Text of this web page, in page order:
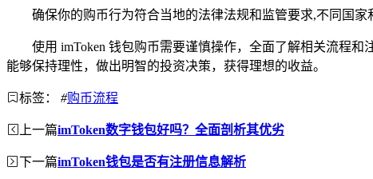
确保你的购币行为符合当地的法律法规和监管要求,不同国
使用 imToken 钱包购币需要谨慎操作，全面了解相关流程
能够保持理性，做出明智的投资决策，获得理想的收益。
标签： #购币流程
上一篇imToken数字钱包好吗？全面剖析其优劣
下一篇imToken钱包是否有注册信息解析